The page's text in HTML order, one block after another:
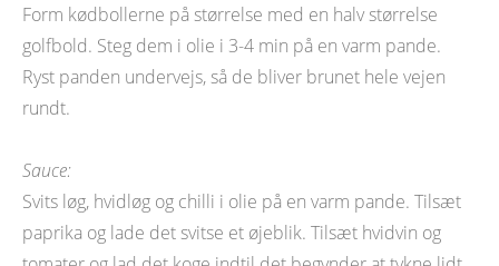
Form kødbollerne på størrelse med en halv størrelse
golfbold. Steg dem i olie i 3-4 min på en varm pande.
Ryst panden undervejs, så de bliver brunet hele vejen
rundt.
Sauce:
Svits løg, hvidløg og chilli i olie på en varm pande. Tilsæt
paprika og lade det svitse et øjeblik. Tilsæt hvidvin og